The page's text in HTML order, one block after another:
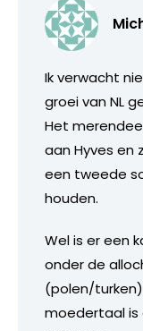
Ik verwacht
groei van NL
Het
aan Hyves en
een tweede
houden.
Wel is er een
onder de
(polen/
moedertaal is